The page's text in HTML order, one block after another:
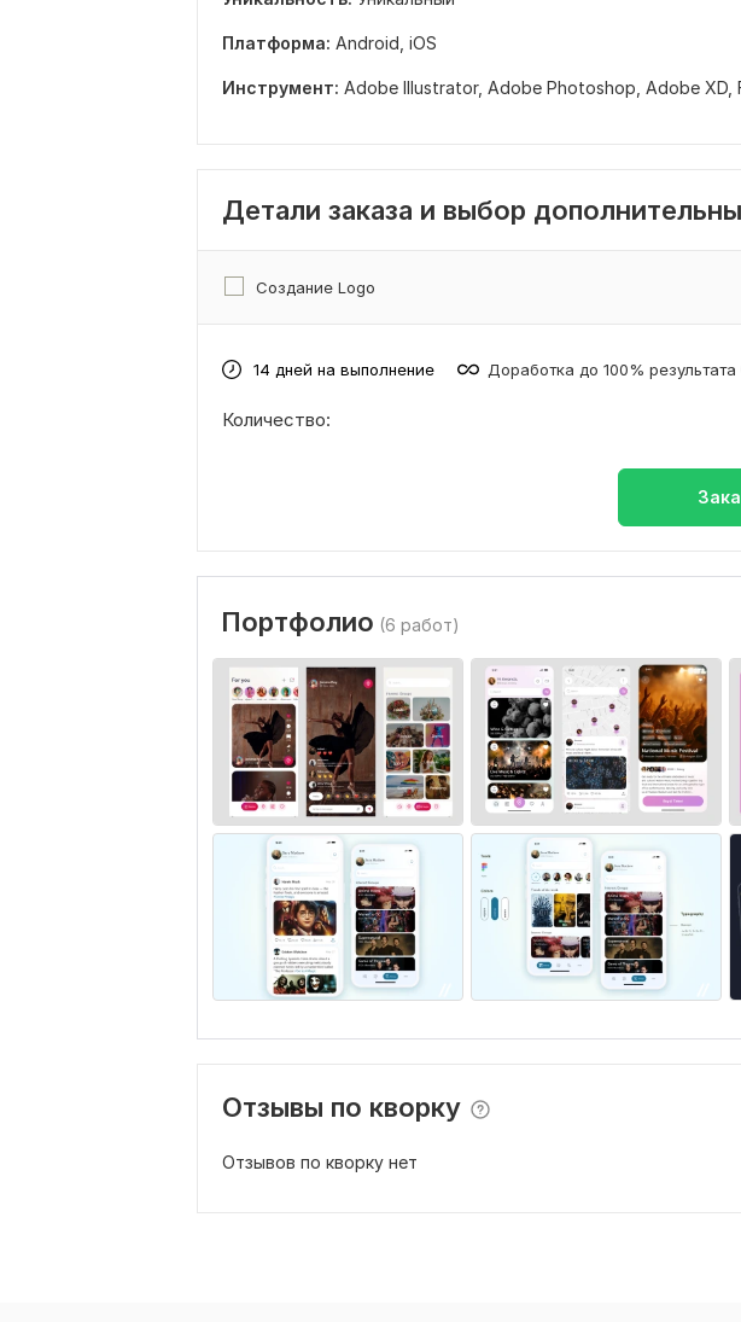
Платформа: Android, iOS
Инструмент: Adobe Illustrator, Adobe Photoshop, Adobe XD,
Детали заказа и выбор
Создание Logo
14 дней на выполнение Доработка до 100% результата
Количество:
Портфолио (6 работ)
Отзывы по кворку
Отзывов по кворку нет